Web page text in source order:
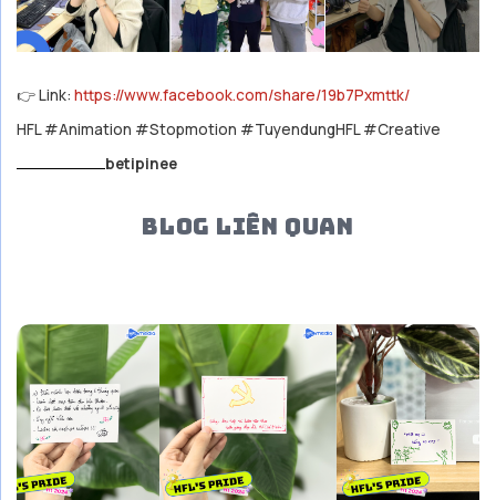
👉 Link: https://www.facebook.com/share/19b7Pxmttk/
HFL #Animation #Stopmotion #TuyendungHFL #Creative
betipinee
BLOG LIÊN QUAN